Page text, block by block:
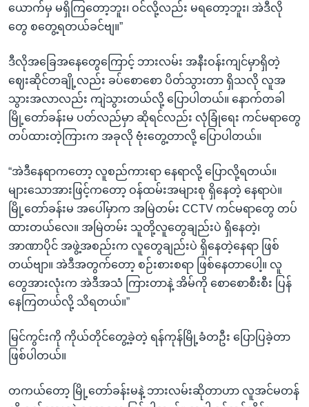
ယောက်မှ မရှိကြတော့ဘူး၊ ဝင်လို့လည်း မရတော့ဘူး၊ အဲဒီလို
တွေ စတွေ့ရတယ်ခင်ဗျ။”
ဒီလိုအခြေအနေတွေကြောင့် ဘားလမ်း အနီးဝန်းကျင်မှာရှိတဲ့
ဈေးဆိုင်တချို့လည်း ခပ်စောစော ပိတ်သွားတာ ရှိသလို လူအ
သွားအလာလည်း ကျဲသွားတယ်လို့ ပြောပါတယ်။ နောက်တခါ
မြို့တော်ခန်းမ ပတ်လည်မှာ ဆိုရင်လည်း လုံခြုံရေး ကင်မရာတွေ
တပ်ထားတဲ့ကြားက အခုလို ဗုံးတွေ့တာလို့ ပြောပါတယ်။
“အဲဒီနေရာကတော့ လူစည်ကားရာ နေရာလို့ ပြောလို့ရတယ်။
များသောအားဖြင့်ကတော့ ဝန်ထမ်းအများစု ရှိနေတဲ့ နေရာပဲ။
မြို့တော်ခန်းမ အပေါ်မှာက အမြဲတမ်း CCTV ကင်မရာတွေ တပ်
ထားတယ်လေ။ အမြဲတမ်း သူတို့လူတွေချည်းပဲ ရှိနေတဲ့၊
အာဏာပိုင် အဖွဲ့အစည်းက လူတွေချည်းပဲ ရှိနေတဲ့နေရာ ဖြစ်
တယ်ဗျာ။ အဲဒီအတွက်တော့ စဉ်းစားစရာ ဖြစ်နေတာပေါ့။ လူ
တွေအားလုံးက အဲဒီအသံ ကြားတာနဲ့ အိမ်ကို စောစောစီးစီး ပြန်
နေကြတယ်လို့ သိရတယ်။”
မြင်ကွင်းကို ကိုယ်တိုင်တွေ့ခဲ့တဲ့ ရန်ကုန်မြို့ခံတဦး ပြောပြခဲ့တာ
ဖြစ်ပါတယ်။
တကယ်တော့ မြို့တော်ခန်းမနဲ့ ဘားလမ်းဆိုတာဟာ လူအင်မတန်